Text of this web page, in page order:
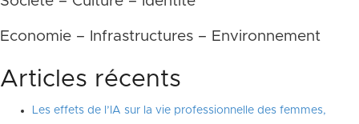
Economie – Infrastructures – Environnement
Articles récents
Les effets de l’IA sur la vie professionnelle des femmes,